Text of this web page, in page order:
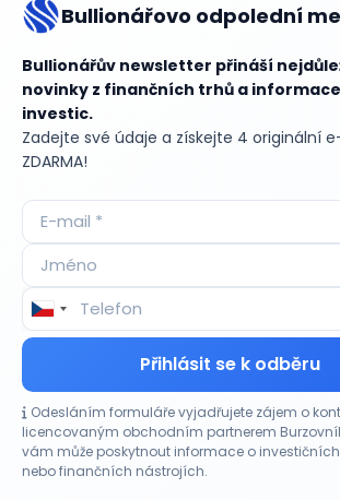
Bullionářovo odpolední
Bullionářův newsletter přináší
novinky z finančních trhů a
investic.
Zadejte své údaje a získejte 4 originální
ZDARMA!
Přihlásit se k odběru
Odesláním formuláře vyjadřujete zájem o
licencovaným obchodním partnerem
vám může poskytnout informace o
nebo finančních nástrojích.
Aktuální
CO HÝBE TRHEM
Akcie Micron klesají, ale
paměťových čipů unikly